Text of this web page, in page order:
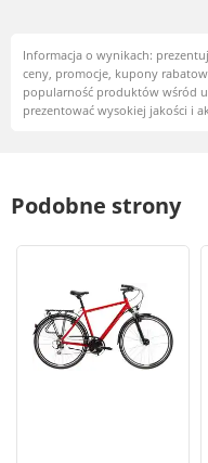
Informacja o wynikach:
ceny, promocje, kupony
popularność produktów wśród
prezentować wysokiej jakości i
Podobne strony